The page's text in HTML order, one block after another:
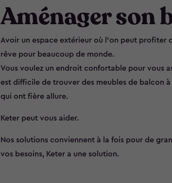
Aménager son
Avoir un espace extérieur où l'on peut profiter
rêve pour beaucoup de monde.
Vous voulez un endroit confortable pour vous
est difficile de trouver des meubles de balcon
qui ont fière allure.
Keter peut vous aider.
Nos solutions conviennent à la fois pour de
vos besoins, Keter a une solution.